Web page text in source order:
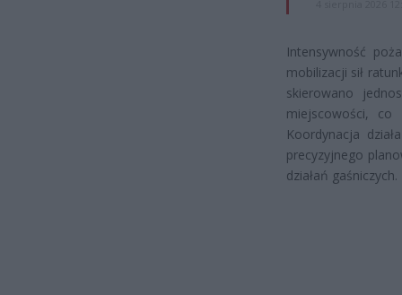
Intensywność
mobilizacji sił
skierowano
miejscowości, co
Koordynacja
precyzyjnego
działań gaśniczych.